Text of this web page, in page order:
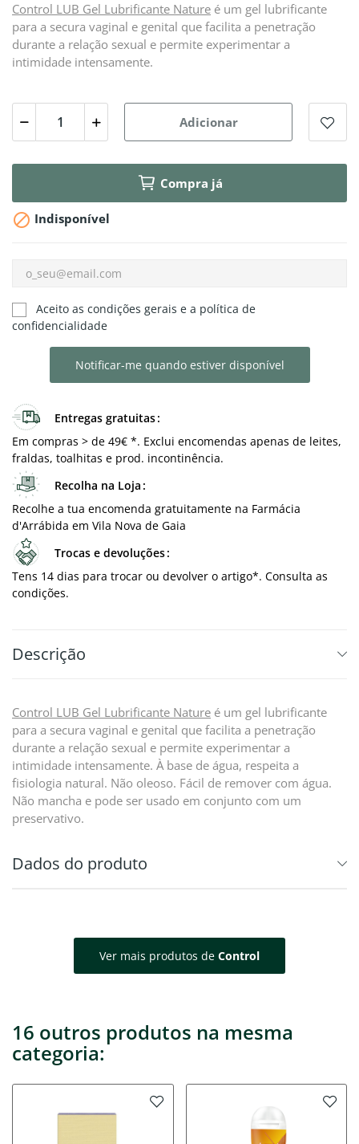
Control LUB Gel Lubrificante Nature é um gel lubrificante
para a secura vaginal e genital que facilita a penetração
durante a relação sexual e permite experimentar a
intimidade intensamente.
Adicionar
Compra já
 Indisponível
Aceito as condições gerais e a política de
confidencialidade
Notificar-me quando estiver disponível
Entregas gratuitas
Em compras > de 49€ *. Exclui encomendas apenas de leites,
fraldas, toalhitas e prod. incontinência.
Recolha na Loja
Recolhe a tua encomenda gratuitamente na Farmácia
d'Arrábida em Vila Nova de Gaia
Trocas e devoluções
Tens 14 dias para trocar ou devolver o artigo*. Consulta as
condições.
Descrição
Control LUB Gel Lubrificante Nature é um gel lubrificante
para a secura vaginal e genital que facilita a penetração
durante a relação sexual e permite experimentar a
intimidade intensamente. À base de água, respeita a
fisiologia natural. Não oleoso. Fácil de remover com água.
Não mancha e pode ser usado em conjunto com um
preservativo.
Dados do produto
Ver mais produtos de Control
16 outros produtos na mesma
categoria: